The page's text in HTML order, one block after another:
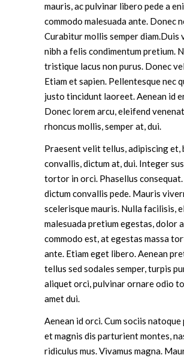
mauris, ac pulvinar libero pede a
commodo malesuada ante. Donec
Curabitur mollis semper diam.Duis
nibh a felis condimentum pretium.
tristique lacus non purus. Donec
Etiam et sapien. Pellentesque nec
justo tincidunt laoreet. Aenean id
Donec lorem arcu, eleifend
rhoncus mollis, semper at, dui.
Praesent velit tellus, adipiscing et,
convallis, dictum at, dui. Integer
tortor in orci. Phasellus
dictum convallis pede. Mauris
scelerisque mauris. Nulla facilisis,
malesuada pretium egestas, dolor
commodo est, at egestas massa
ante. Etiam eget libero. Aenean
tellus sed sodales semper, turpis
aliquet orci, pulvinar ornare odio
amet dui.
Aenean id orci. Cum sociis natoque
et magnis dis parturient montes,
ridiculus mus. Vivamus magna.